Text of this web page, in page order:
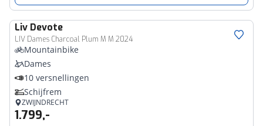
Liv Devote
LIV Dames Charcoal Plum M M 2024
Mountainbike
Dames
10 versnellingen
Schijfrem
ZWIJNDRECHT
1.799,-